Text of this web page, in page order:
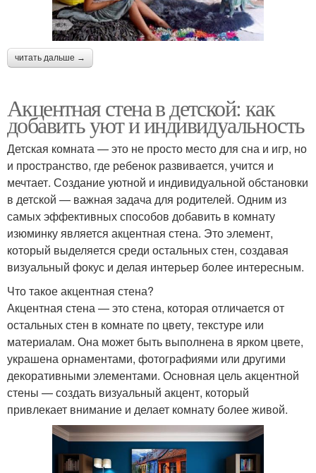
читать дальше →
Акцентная стена в детской: как
добавить уют и индивидуальность
Детская комната — это не просто место для сна и игр, но
и пространство, где ребенок развивается, учится и
мечтает. Создание уютной и индивидуальной обстановки
в детской — важная задача для родителей. Одним из
самых эффективных способов добавить в комнату
изюминку является акцентная стена. Это элемент,
который выделяется среди остальных стен, создавая
визуальный фокус и делая интерьер более интересным.
Что такое акцентная стена?
Акцентная стена — это стена, которая отличается от
остальных стен в комнате по цвету, текстуре или
материалам. Она может быть выполнена в ярком цвете,
украшена орнаментами, фотографиями или другими
декоративными элементами. Основная цель акцентной
стены — создать визуальный акцент, который
привлекает внимание и делает комнату более живой.